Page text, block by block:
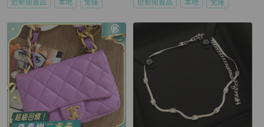
近新閒置品 本地 免運 近新閒置品 本地 免運